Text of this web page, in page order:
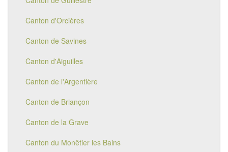
Canton d'Orcières
Canton de Savines
Canton d'Aiguilles
Canton de l'Argentière
Canton de Briançon
Canton de la Grave
Canton du Monêtier les Bains